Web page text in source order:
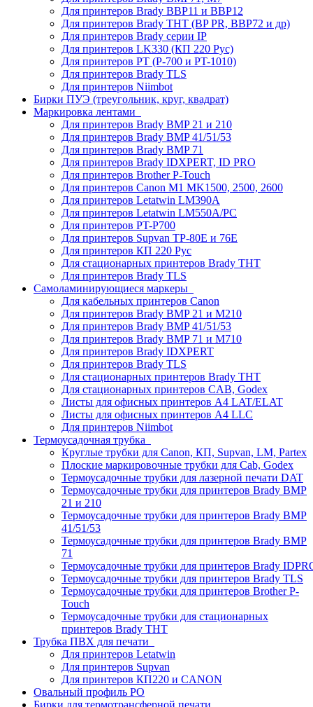
Для принтеров Brady BBP11 и BBP12
Для принтеров Brady THT (BP PR, BBP72 и др)
Для принтеров Brady серии IP
Для принтеров LK330 (КП 220 Рус)
Для принтеров PT (P-700 и PT-1010)
Для принтеров Brady TLS
Для принтеров Niimbot
Бирки ПУЭ (треугольник, круг, квадрат)
Маркировка лентами
Для принтеров Brady BMP 21 и 210
Для принтеров Brady BMP 41/51/53
Для принтеров Brady BMP 71
Для принтеров Brady IDXPERT, ID PRO
Для принтеров Brother P-Touch
Для принтеров Canon M1 MK1500, 2500, 2600
Для принтеров Letatwin LM390A
Для принтеров Letatwin LM550A/PC
Для принтеров PT-P700
Для принтеров Supvan TP-80E и 76E
Для принтеров КП 220 Рус
Для стационарных принтеров Brady THT
Для принтеров Brady TLS
Самоламинирующиеся маркеры
Для кабельных принтеров Canon
Для принтеров Brady BMP 21 и M210
Для принтеров Brady BMP 41/51/53
Для принтеров Brady BMP 71 и M710
Для принтеров Brady IDXPERT
Для принтеров Brady TLS
Для стационарных принтеров Brady THT
Для стационарных принтеров CAB, Godex
Листы для офисных принтеров А4 LAT/ELAT
Листы для офисных принтеров А4 LLC
Для принтеров Niimbot
Термоусадочная трубка
Круглые трубки для Canon, КП, Supvan, LM, Partex
Плоские маркировочные трубки для Cab, Godex
Термоусадочные трубки для лазерной печати DAT
Термоусадочные трубки для принтеров Brady BMP
21 и 210
Термоусадочные трубки для принтеров Brady BMP
41/51/53
Термоусадочные трубки для принтеров Brady BMP
71
Термоусадочные трубки для принтеров Brady
Термоусадочные трубки для принтеров Brady TLS
Термоусадочные трубки для принтеров Brother P-
Touch
Термоусадочные трубки для стационарных
принтеров Brady THT
Трубка ПВХ для печати
Для принтеров Letatwin
Для принтеров Supvan
Для принтеров КП220 и CANON
Овальный профиль PO
Бирки для термотрансферной печати